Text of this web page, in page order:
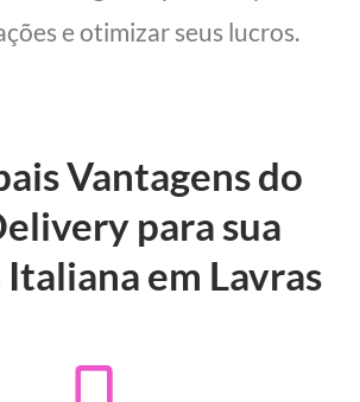
e otimizar seus lucros.
Vantagens do
para sua
em Lavras